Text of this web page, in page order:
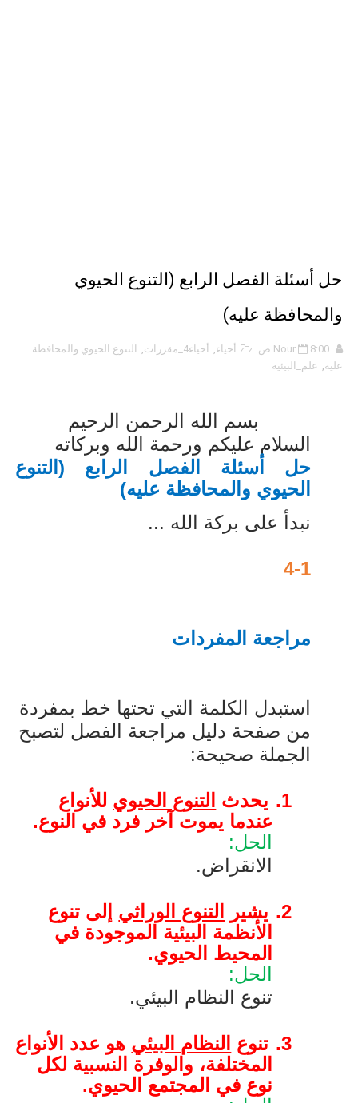
حل أسئلة الفصل الرابع (التنوع الحيوي
والمحافظة عليه)
Nour 8:00 ص أحياء, أحياء4_مقررات ,
التنوع الحيوي والمحافظة
عليه, علم_البيئية
بسم الله الرحمن الرحيم
السلام عليكم ورحمة الله وبركاته
حل أسئلة الفصل الرابع (التنوع
الحيوي والمحافظة عليه)
نبدأ على بركة الله ...
4-1
مراجعة المفردات
استبدل الكلمة التي تحتها خط بمفردة
من صفحة دليل مراجعة الفصل لتصبح
الجملة صحيحة:
1. يحدث التنوع الحيوي للأنواع
عندما يموت آخر فرد في النوع.
الحل:
الانقراض.
2. يشير التنوع الوراثي إلى تنوع
الأنظمة البيئية الموجودة في
المحيط الحيوي.
الحل:
تنوع النظام البيئي.
3. تنوع النظام البيئي هو عدد الأنواع
المختلفة، والوفرة النسبية لكل
نوع في المجتمع الحيوي.